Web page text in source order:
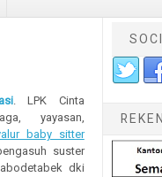
. LPK Cinta
yayasan,
baby sitter
suster
dki